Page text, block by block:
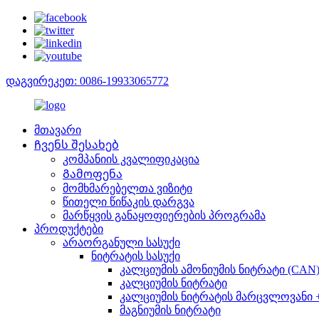
დაგვირეკეთ: 0086-19933065772
მთავარი
Ჩვენს შესახებ
კომპანიის კვალიფიკაცია
Გამოფენა
მომხმარებელთა ვიზიტი
წითელი წიწაკის დარგვა
მარწყვის განაყოფიერების პროგრამა
პროდუქტები
არაორგანული სასუქი
ნიტრატის სასუქი
კალციუმის ამონიუმის ნიტრატი (CAN)
კალციუმის ნიტრატი
კალციუმის ნიტრატის მარცვლოვანი
მაგნიუმის ნიტრატი